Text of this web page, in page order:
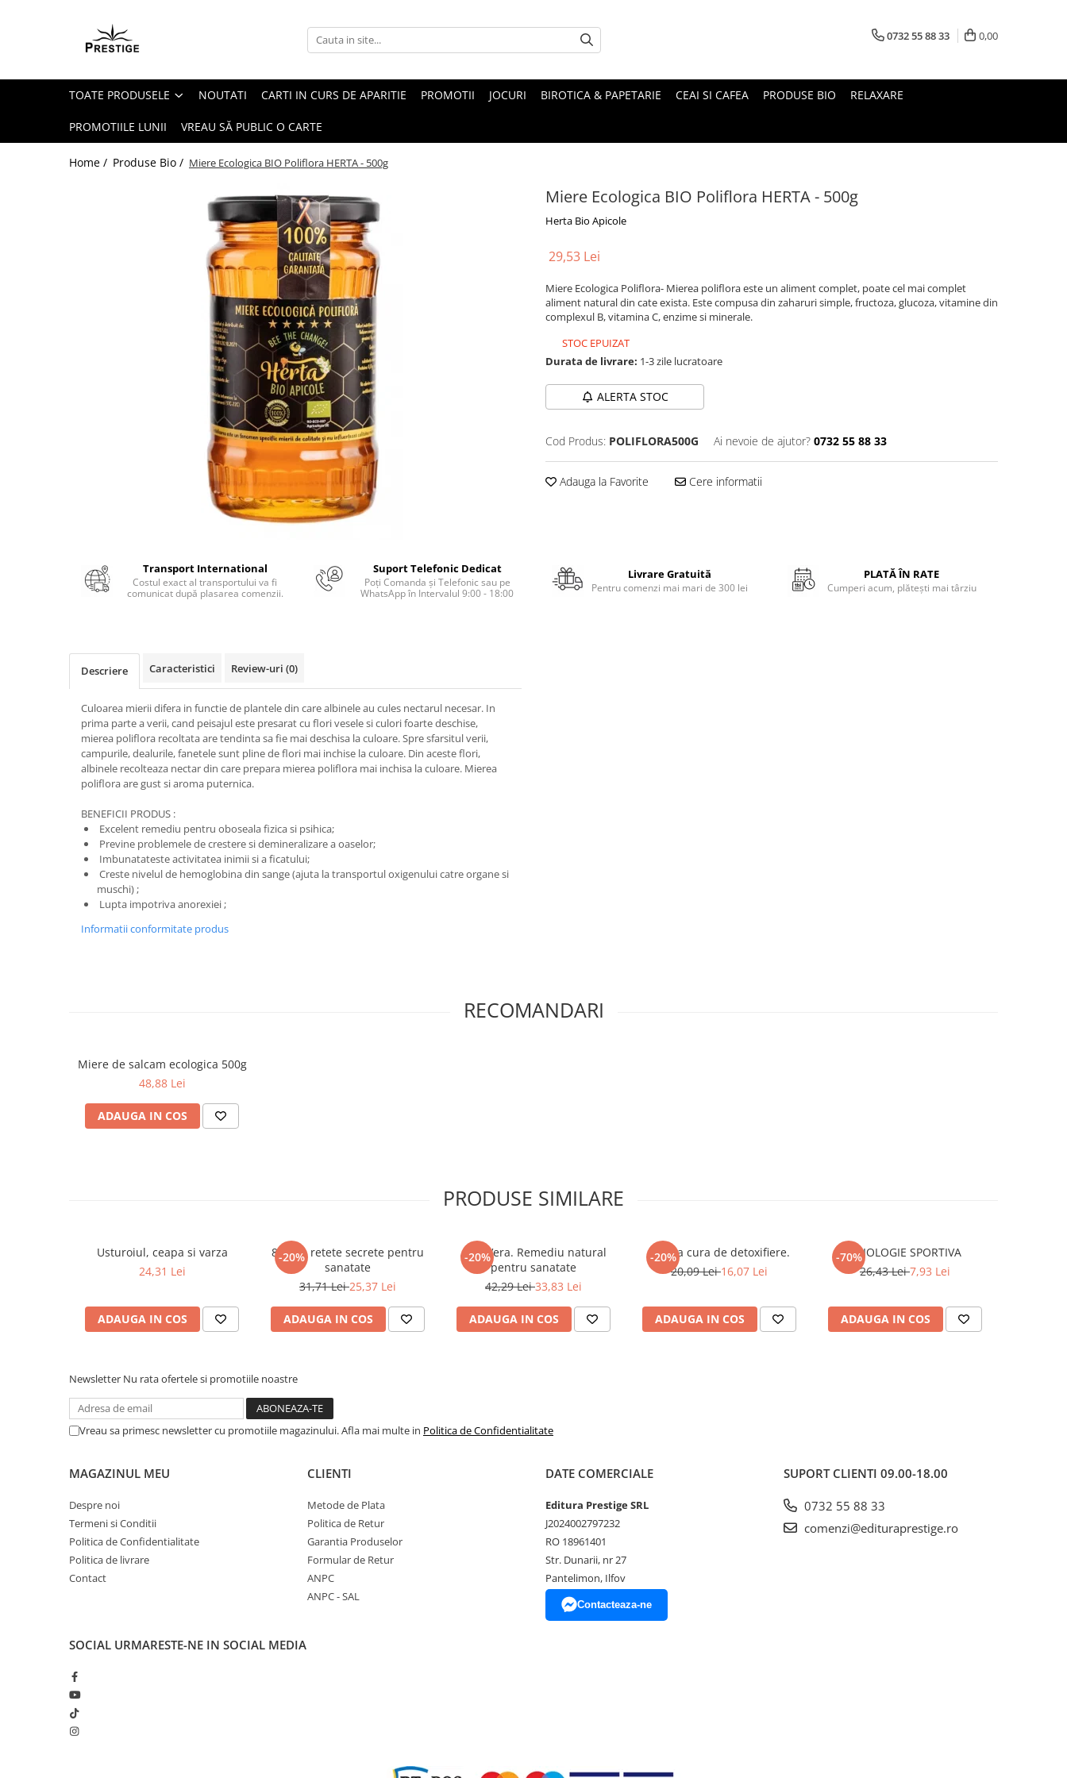
Toate Produsele
Pachete Speciale Carti
Spiritualitate - Ezoterism
AngelConnection
Medicina & Farmacie
Starea de bine
Terapii Alternative
Teens Book Club
Birotica & Papetarie
Adezivi si benzi adezive
Articole Birotica
Instrumente de scris
Organizare si Arhivare
Seturi birotica
Articole scolare
Coperti, Mape, Etichete
Instrumente de scris
Instrumente si Truse Geometrie
Seturi scolare
0732 55 88 33 0,00
TOATE PRODUSELE NOUTATI CARTI IN CURS DE APARITIE PROMOTII JOCURI BIROTICA & PAPETARIE CEAI SI CAFEA PRODUSE BIO RELAXARE
PROMOTIILE LUNII VREAU SĂ PUBLIC O CARTE
Home / Produse Bio / Miere Ecologica BIO Poliflora HERTA - 500g
Miere Ecologica BIO Poliflora HERTA - 500g
Herta Bio Apicole
29,53 Lei
Miere Ecologica Poliflora- Mierea poliflora este un aliment complet, poate cel mai complet
aliment natural din cate exista. Este compusa din zaharuri simple, fructoza, glucoza, vitamine din
complexul B, vitamina C, enzime si minerale.
STOC EPUIZAT
Durata de livrare: 1-3 zile lucratoare
ALERTA STOC
Cod Produs: POLIFLORA500G Ai nevoie de ajutor? 0732 55 88 33
Adauga la Favorite Cere informatii
Transport International
Costul exact al transportului va fi
comunicat după plasarea comenzii.
Suport Telefonic Dedicat
Poți Comanda și Telefonic sau pe
WhatsApp în Intervalul 9:00 - 18:00
Livrare Gratuită
Pentru comenzi mai mari de 300 lei
PLATĂ ÎN RATE
Cumperi acum, plătești mai târziu
Descriere Caracteristici Review-uri (0)
Culoarea mierii difera in functie de plantele din care albinele au cules nectarul necesar. In
prima parte a verii, cand peisajul este presarat cu flori vesele si culori foarte deschise,
mierea poliflora recoltata are tendinta sa fie mai deschisa la culoare. Spre sfarsitul verii,
campurile, dealurile, fanetele sunt pline de flori mai inchise la culoare. Din aceste flori,
albinele recolteaza nectar din care prepara mierea poliflora mai inchisa la culoare. Mierea
poliflora are gust si aroma puternica.
BENEFICII PRODUS :
Excelent remediu pentru oboseala fizica si psihica;
Previne problemele de crestere si demineralizare a oaselor;
Imbunatateste activitatea inimii si a ficatului;
Creste nivelul de hemoglobina din sange (ajuta la transportul oxigenului catre organe si
muschi) ;
Lupta impotriva anorexiei ;
Informatii conformitate produs
RECOMANDARI
Miere de salcam ecologica 500g
48,88 Lei
ADAUGA IN COS
PRODUSE SIMILARE
Usturoiul, ceapa si varza
24,31 Lei
ADAUGA IN COS
-20%
800 de retete secrete pentru
sanatate
31,71 Lei25,37 Lei
ADAUGA IN COS
-20%
Aloe Vera. Remediu natural
pentru sanatate
42,29 Lei33,83 Lei
ADAUGA IN COS
-20%
Marea cura de detoxifiere.
20,09 Lei16,07 Lei
ADAUGA IN COS
-70%AXIOLOGIE SPORTIVA
26,43 Lei7,93 Lei
ADAUGA IN COS
Newsletter Nu rata ofertele si promotiile noastre
Vreau sa primesc newsletter cu promotiile magazinului. Afla mai multe in Politica de Confidentialitate
MAGAZINUL MEU
Despre noi
Termeni si Conditii
Politica de Confidentialitate
Politica de livrare
Contact
CLIENTI
Metode de Plata
Politica de Retur
Garantia Produselor
Formular de Retur
ANPC
ANPC - SAL
DATE COMERCIALE
Editura Prestige SRL
J2024002797232
RO 18961401
Str. Dunarii, nr 27
Pantelimon, Ilfov
Contacteaza-ne
SUPORT CLIENTI 09.00-18.00
0732 55 88 33
comenzi@edituraprestige.ro
SOCIAL URMARESTE-NE IN SOCIAL MEDIA